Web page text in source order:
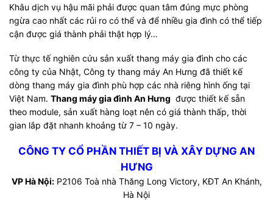
Khâu dịch vụ hậu mãi phải được quan tâm đúng mực phòng
ngừa cao nhất các rủi ro có thể và để nhiều gia đình có thể tiếp
cận được giá thành phải thật hợp lý…
Từ thực tế nghiên cứu sản xuất thang máy gia đình cho các
công ty của Nhật, Công ty thang máy An Hưng đã thiết kế
dòng thang máy gia đình phù hợp các nhà riêng hình ống tại
Việt Nam. Thang máy gia đình An Hưng được thiết kế sẵn
theo module, sản xuất hàng loạt nên có giá thành thấp, thời
gian lắp đặt nhanh khoảng từ 7 – 10 ngày.
CÔNG TY CỔ PHẦN THIẾT BỊ VÀ XÂY DỰNG AN
HƯNG
VP Hà Nội:P2106 Toà nhà Thăng Long Victory, KĐT An Khánh,
Hà Nội